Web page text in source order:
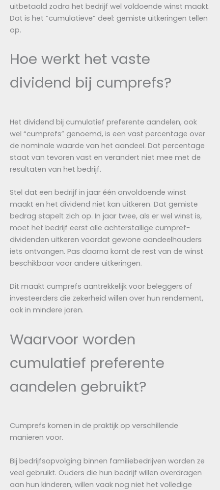
uitbetaald zodra het bedrijf wel voldoende winst maakt.
Dat is het “cumulatieve” deel: gemiste uitkeringen tellen
op.
Hoe werkt het vaste
dividend bij cumprefs?
Het dividend bij cumulatief preferente aandelen, ook
wel “cumprefs” genoemd, is een vast percentage over
de nominale waarde van het aandeel. Dat percentage
staat van tevoren vast en verandert niet mee met de
resultaten van het bedrijf.
Stel dat een bedrijf in jaar één onvoldoende winst
maakt en het dividend niet kan uitkeren. Dat gemiste
bedrag stapelt zich op. In jaar twee, als er wel winst is,
moet het bedrijf eerst alle achterstallige cumpref-
dividenden uitkeren voordat gewone aandeelhouders
iets ontvangen. Pas daarna komt de rest van de winst
beschikbaar voor andere uitkeringen.
Dit maakt cumprefs aantrekkelijk voor beleggers of
investeerders die zekerheid willen over hun rendement,
ook in mindere jaren.
Waarvoor worden
cumulatief preferente
aandelen gebruikt?
Cumprefs komen in de praktijk op verschillende
manieren voor.
Bij bedrijfsopvolging binnen familiebedrijven worden ze
veel gebruikt. Ouders die hun bedrijf willen overdragen
aan hun kinderen, willen vaak nog niet het volledige